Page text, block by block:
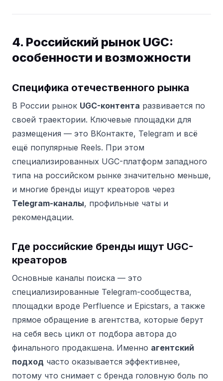
4. Российский рынок UGC:
особенности и возможности
Специфика отечественного рынка
В России рынок UGC-контента развивается по
своей траектории. Ключевые площадки для
размещения — это ВКонтакте, Telegram и всё
ещё популярные Reels. При этом
специализированных UGC-платформ западного
типа на российском рынке значительно меньше,
и многие бренды ищут креаторов через
Telegram-каналы, профильные чаты и
рекомендации.
Где российские бренды ищут UGC-
креаторов
Основные каналы поиска — это
специализированные Telegram-сообщества,
площадки вроде Perfluence и Epicstars, а также
прямое обращение в агентства, которые берут
на себя весь цикл от подбора автора до
финального продакшена. Именно агентский
подход часто оказывается эффективнее,
потому что снимает с бренда головную боль по